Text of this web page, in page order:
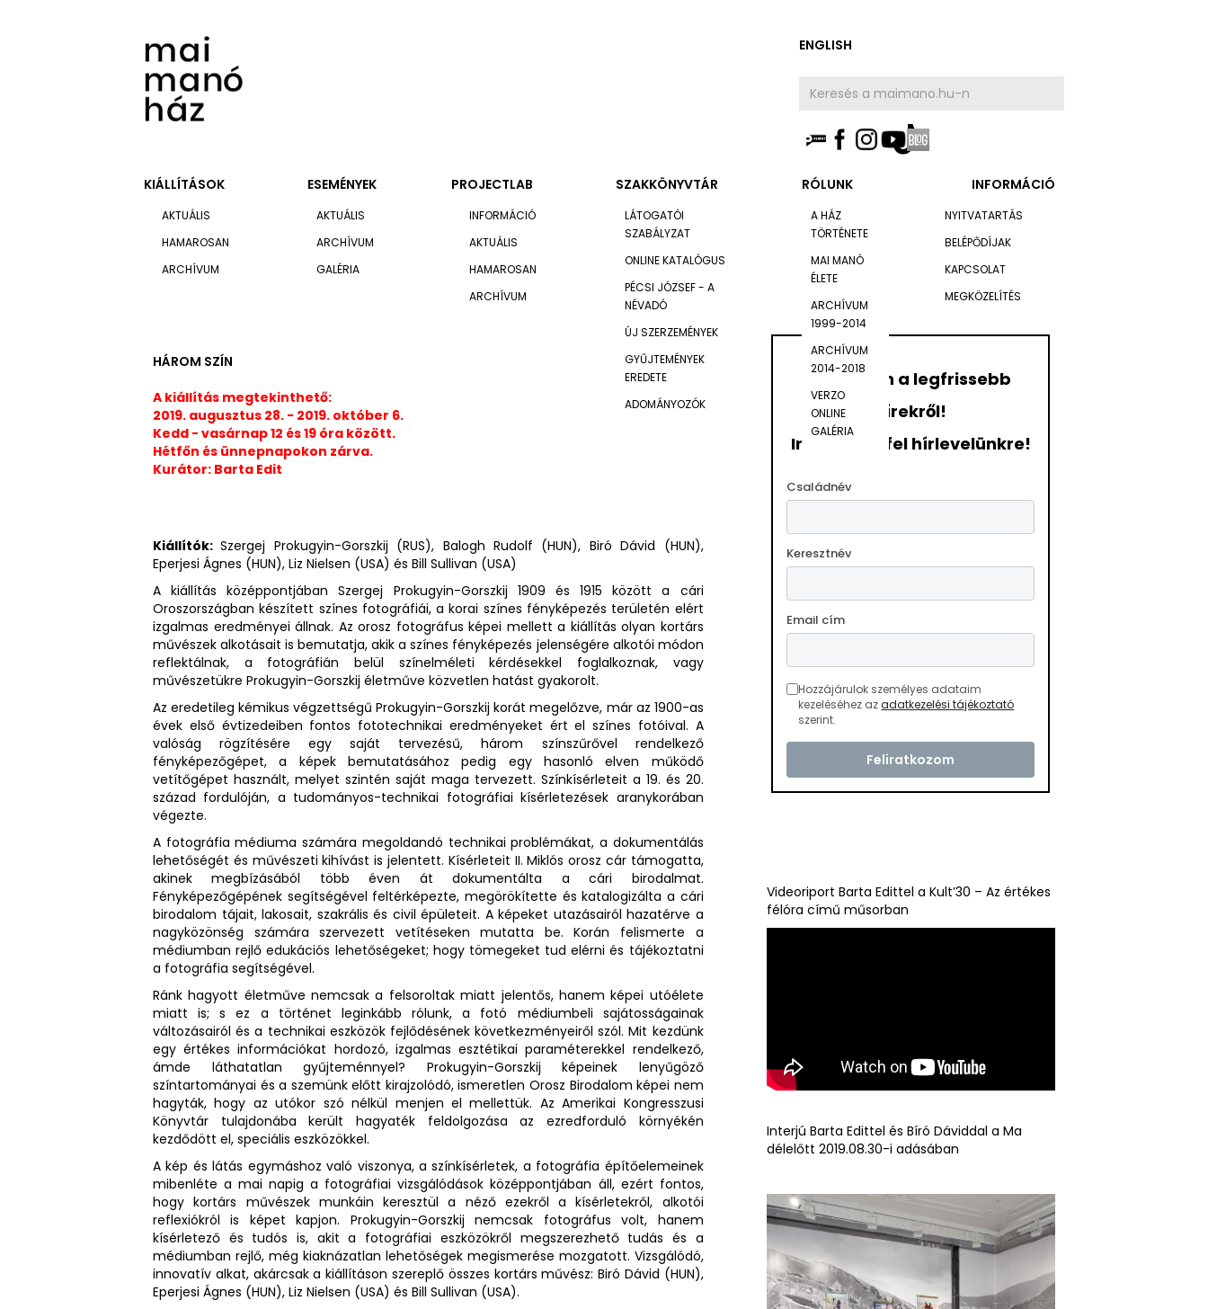
ENGLISH
KIÁLLÍTÁSOK
AKTUÁLIS
HAMAROSAN
ARCHÍVUM
ESEMÉNYEK
AKTUÁLIS
ARCHÍVUM
GALÉRIA
PROJECTLAB
INFORMÁCIÓ
AKTUÁLIS
HAMAROSAN
ARCHÍVUM
SZAKKÖNYVTÁR
LÁTOGATÓI
SZABÁLYZAT
ONLINE KATALÓGUS
PÉCSI JÓZSEF - A
NÉVADÓ
ÚJ SZERZEMÉNYEK
GYŰJTEMÉNYEK
EREDETE
ADOMÁNYOZÓK
RÓLUNK
A HÁZ
TÖRTÉNETE
MAI MANÓ
ÉLETE
ARCHÍVUM
1999-2014
ARCHÍVUM
2014-2018
VERZO
ONLINE
GALÉRIA
INFORMÁCIÓ
NYITVATARTÁS
BELÉPŐDÍJAK
KAPCSOLAT
MEGKÖZELÍTÉS
HÁROM SZÍN
A kiállítás megtekinthető:
2019. augusztus 28. - 2019. október 6.
Kedd - vasárnap 12 és 19 óra között.
Hétfőn és ünnepnapokon zárva.
Kurátor: Barta Edit
Kiállítók:Szergej Prokugyin-Gorszkij (RUS), Balogh Rudolf (HUN), Biró Dávid (HUN),
Eperjesi Ágnes (HUN), Liz Nielsen (USA) és Bill Sullivan (USA)
A kiállítás középpontjában Szergej Prokugyin-Gorszkij 1909 és 1915 között a cári
Oroszországban készített színes fotográfiái, a korai színes fényképezés területén elért
izgalmas eredményei állnak. Az orosz fotográfus képei mellett a kiállítás olyan kortárs
művészek alkotásait is bemutatja, akik a színes fényképezés jelenségére alkotói módon
reflektálnak, a fotográfián belül színelméleti kérdésekkel foglalkoznak, vagy
művészetükre Prokugyin-Gorszkij életműve közvetlen hatást gyakorolt.
Az eredetileg kémikus végzettségű Prokugyin-Gorszkij korát megelőzve, már az 1900-as
évek első évtizedeiben fontos fototechnikai eredményeket ért el színes fotóival. A
valóság rögzítésére egy saját tervezésű, három színszűrővel rendelkező
fényképezőgépet, a képek bemutatásához pedig egy hasonló elven működő
vetítőgépet használt, melyet szintén saját maga tervezett. Színkísérleteit a 19. és 20.
század fordulóján, a tudományos-technikai fotográfiai kísérletezések aranykorában
végezte.
A fotográfia médiuma számára megoldandó technikai problémákat, a dokumentálás
lehetőségét és művészeti kihívást is jelentett. Kísérleteit II. Miklós orosz cár támogatta,
akinek megbízásából több éven át dokumentálta a cári birodalmat.
Fényképezőgépének segítségével feltérképezte, megörökítette és katalogizálta a cári
birodalom tájait, lakosait, szakrális és civil épületeit. A képeket utazásairól hazatérve a
nagyközönség számára szervezett vetítéseken mutatta be. Korán felismerte a
médiumban rejlő edukációs lehetőségeket; hogy tömegeket tud elérni és tájékoztatni
a fotográfia segítségével.
Ránk hagyott életműve nemcsak a felsoroltak miatt jelentős, hanem képei utóélete
miatt is; s ez a történet leginkább rólunk, a fotó médiumbeli sajátosságainak
változásairól és a technikai eszközök fejlődésének következményeiről szól. Mit kezdünk
egy értékes információkat hordozó, izgalmas esztétikai paraméterekkel rendelkező,
ámde láthatatlan gyűjteménnyel? Prokugyin-Gorszkij képeinek lenyűgöző
színtartományai és a szemünk előtt kirajzolódó, ismeretlen Orosz Birodalom képei nem
hagyták, hogy az utókor szó nélkül menjen el mellettük. Az Amerikai Kongresszusi
Könyvtár tulajdonába került hagyaték feldolgozása az ezredforduló környékén
kezdődött el, speciális eszközökkel.
A kép és látás egymáshoz való viszonya, a színkísérletek, a fotográfia építőelemeinek
mibenléte a mai napig a fotográfiai vizsgálódások középpontjában áll, ezért fontos,
hogy kortárs művészek munkáin keresztül a néző ezekről a kísérletekről, alkotói
reflexiókról is képet kapjon. Prokugyin-Gorszkij nemcsak fotográfus volt, hanem
kísérletező és tudós is, akit a fotográfiai eszközökről megszerezhető tudás és a
médiumban rejlő, még kiaknázatlan lehetőségek megismerése mozgatott. Vizsgálódó,
innovatív alkat, akárcsak a kiállításon szereplő összes kortárs művész: Biró Dávid (HUN),
Eperjesi Ágnes (HUN), Liz Nielsen (USA) és Bill Sullivan (USA).
Értesüljön a legfrissebb
hírekről!
Iratkozzon fel hírlevelünkre!
Családnév
Keresztnév
Email cím
Hozzájárulok személyes adataim
kezeléséhez azadatkezelési tájékoztató
szerint.
Videoriport Barta Edittel a Kult’30 – Az értékes
félóra című műsorban
Interjú Barta Edittel és Bíró Dáviddal a Ma
délelőtt 2019.08.30-i adásában